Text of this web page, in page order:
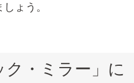
ょう。
・ミラー」に